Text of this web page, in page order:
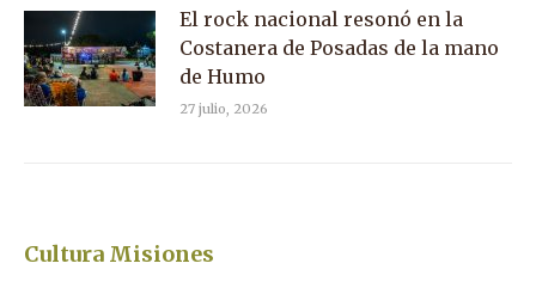
El rock nacional resonó en la
Costanera de Posadas de la mano
de Humo
27 julio, 2026
Cultura Misiones